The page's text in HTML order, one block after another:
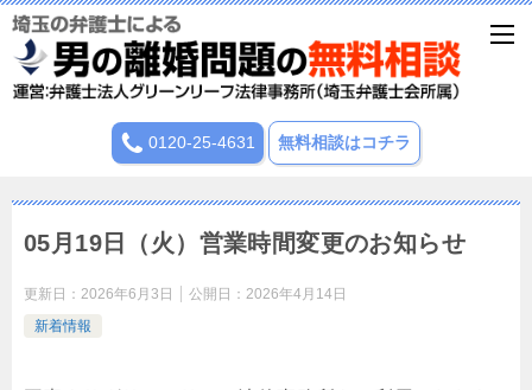
0120-25-4631 無料相談はコチラ
05月19日（火）営業時間変更のお知らせ
更新日： 2026年6月3日 公開日： 2026年4月14日
新着情報